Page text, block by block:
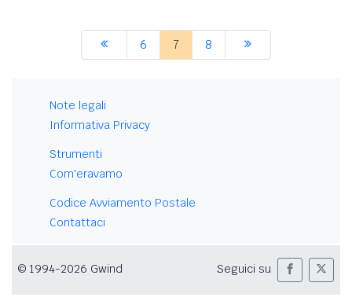
6 7 8
Note legali
Informativa Privacy
Strumenti
Com'eravamo
Codice Avviamento Postale
Contattaci
© 1994-2026 Gwind Seguici su